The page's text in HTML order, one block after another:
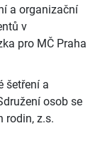
a organizační
v
pro MČ Praha
šetření a
osob se
rodin, z.s.